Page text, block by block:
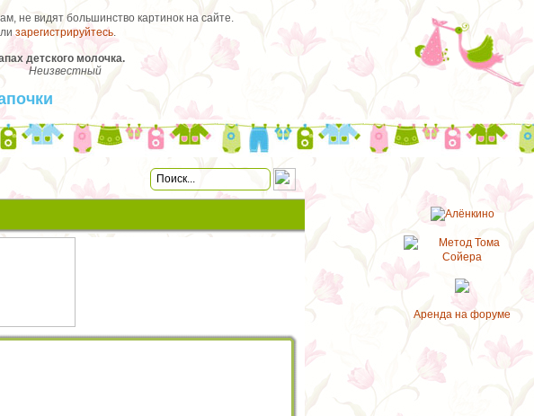
не видят большинство картинок на сайте.
зарегистрируйтесь.
детского молочка.
Неизвестный
Аренда на форуме